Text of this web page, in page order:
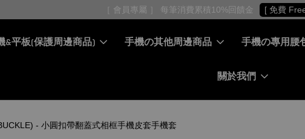
［ 會員專屬 ］ 每筆消費累積10%回饋金 [ 免費
&平板(保護周邊商品) 手機の其他周邊商品 手機の專用腰
關於我們
- 小圓扣帶翻蓋式相框手機皮套手機套